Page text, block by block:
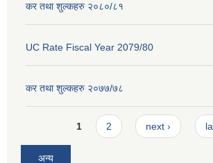
कर तथा शुल्कहरु २०८०/८१
UC Rate Fiscal Year 2079/80
कर तथा शुल्कहरु २०७७/७८
Pages1 2 next ›
अन्य